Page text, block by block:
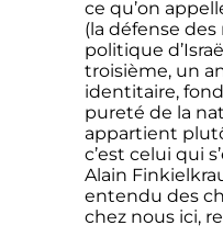
ce qu’on
(la défense
politique
troisième, un
identitaire,
pureté de la
appartient
c’est celui qui
Alain
entendu des
chez nous ici,